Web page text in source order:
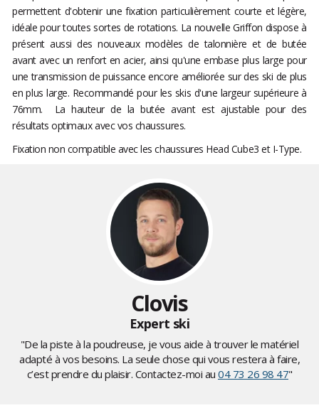
permettent d'obtenir une fixation particulièrement courte et légère,
idéale pour toutes sortes de rotations. La nouvelle Griffon dispose à
présent aussi des nouveaux modèles de talonnière et de butée
avant avec un renfort en acier, ainsi qu'une embase plus large pour
une transmission de puissance encore améliorée sur des ski de plus
en plus large. Recommandé pour les skis d'une largeur supérieure à
76mm. La hauteur de la butée avant est ajustable pour des
résultats optimaux avec vos chaussures.
Fixation non compatible avec les chaussures Head Cube3 et I-Type.
Clovis
Expert ski
"De la piste à la poudreuse, je vous aide à trouver le matériel
adapté à vos besoins. La seule chose qui vous restera à faire,
c’est prendre du plaisir. Contactez-moi au 04 73 26 98 47"